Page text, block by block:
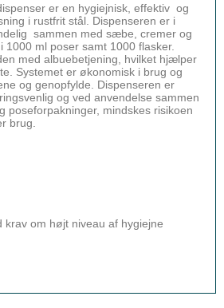
er en hygiejnisk, effektiv og
i rustfrit stål. Dispenseren er i
sammen med sæbe, cremer og
1000 ml poser samt 1000 flasker.
med albuebetjening, hvilket hjælper
Systemet er økonomisk i brug og
og genopfylde. Dispenseren er
og ved anvendelse sammen
poseforpakninger, mindskes risikoen
brug.
krav om højt niveau af hygiejne